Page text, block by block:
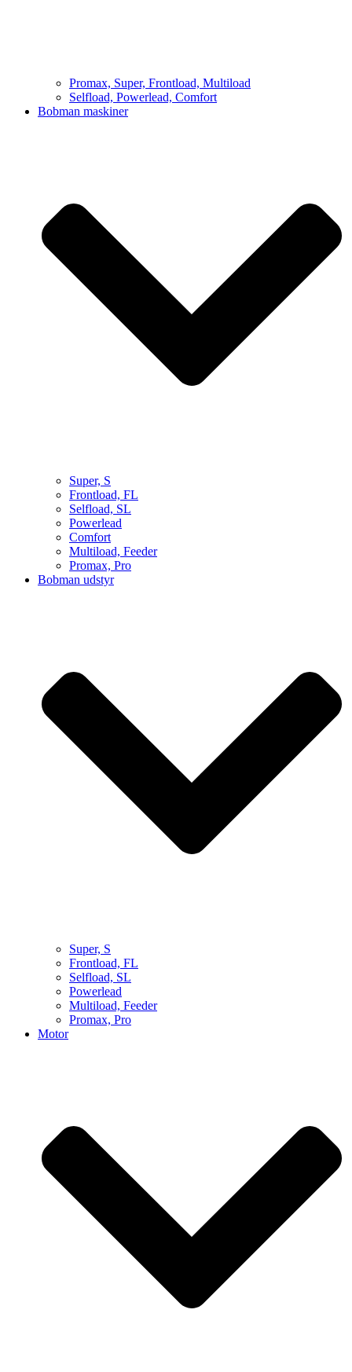
Promax, Super, Frontload, Multiload
Selfload, Powerlead, Comfort
Bobman maskiner
Super, S
Frontload, FL
Selfload, SL
Powerlead
Comfort
Multiload, Feeder
Promax, Pro
Bobman udstyr
Super, S
Frontload, FL
Selfload, SL
Powerlead
Multiload, Feeder
Promax, Pro
Motor